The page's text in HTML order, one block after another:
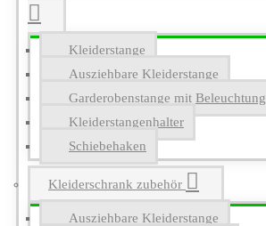
Kleiderstange
Ausziehbare Kleiderstange
Garderobenstange mit Beleuchtung
Kleiderstangenhalter
Schiebehaken
Kleiderschrank zubehör
Ausziehbare Kleiderstange